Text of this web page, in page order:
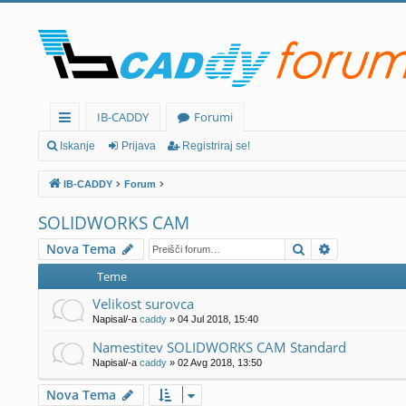
itr
e
p
ov
ez
av
e
IB-CADDY
Forumi
Iskanje Prijava Registriraj se!
IB-CADDY Forum
SOLIDWORKS CAM
Nova Tema Iskanje
Teme
Velikost surovca
Napisal/-a caddy » 04 Jul 2018, 15:40
Namestitev SOLIDWORKS CAM Standard
Napisal/-a caddy » 02 Avg 2018, 13:50
Nova Tema